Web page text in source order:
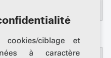
ciblage et
à caractère